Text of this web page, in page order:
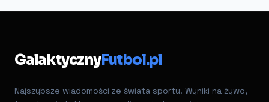
GalaktycznyFutbol.pl
Najszybsze wiadomości ze świata sportu. Wyniki na żywo,